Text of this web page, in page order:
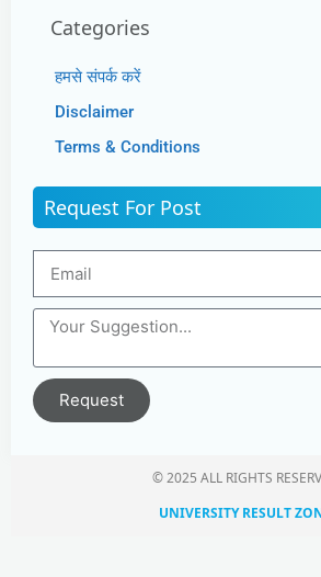
Categories
हमसे संपर्क करें
Disclaimer
Terms & Conditions
Request For Post
Request
© 2025 ALL RIGHTS
UNIVERSITY RESULT